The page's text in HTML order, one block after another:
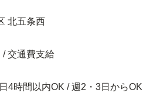
北五条西
/ 交通費支給
4時間以内OK / 週2・3日からOK